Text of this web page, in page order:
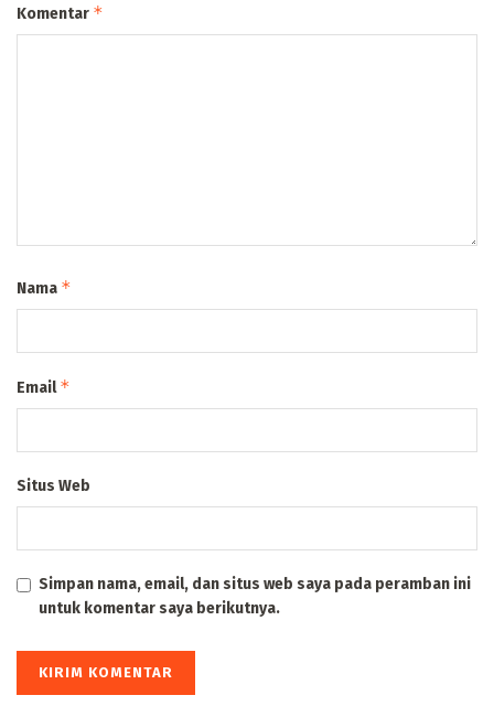
Komentar *
Nama *
Email*
Situs Web
Simpan nama, email, dan situs web saya pada peramban ini
untuk komentar saya berikutnya.